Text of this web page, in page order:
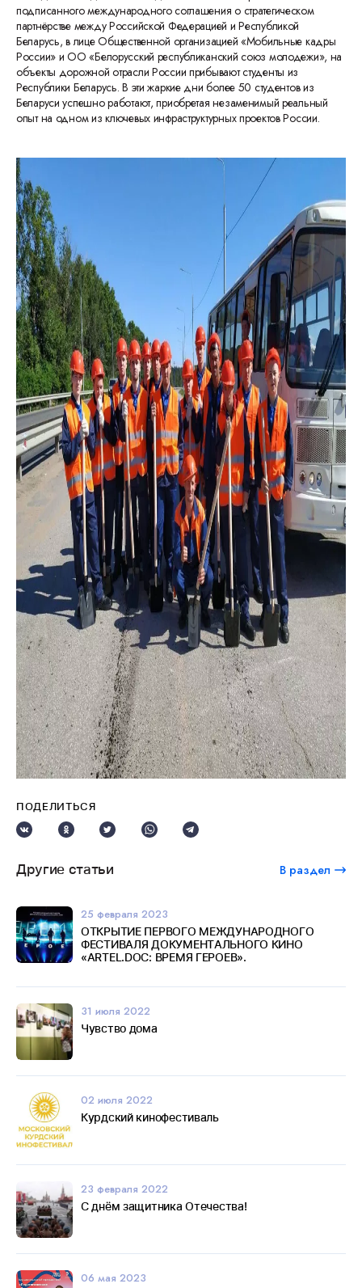
подписанного международного соглашения о стратегическом
партнёрстве между Российской Федерацией и Республикой
Беларусь, в лице Общественной организацией «Мобильные кадры
России» и ОО «Белорусский республиканский союз молодежи», на
объекты дорожной отрасли России прибывают студенты из
Республики Беларусь. В эти жаркие дни более 50 студентов из
Беларуси успешно работают, приобретая незаменимый реальный
опыт на одном из ключевых инфраструктурных проектов России.
ПОДЕЛИТЬСЯ
Другие статьи В раздел
25 февраля 2023
ОТКРЫТИЕ ПЕРВОГО МЕЖДУНАРОДНОГО
ФЕСТИВАЛЯ ДОКУМЕНТАЛЬНОГО КИНО
«ARTEL.DOC: ВРЕМЯ ГЕРОЕВ».
31 июля 2022
Чувство дома
02 июля 2022
Курдский кинофестиваль
23 февраля 2022
С днём защитника Отечества!
06 мая 2023